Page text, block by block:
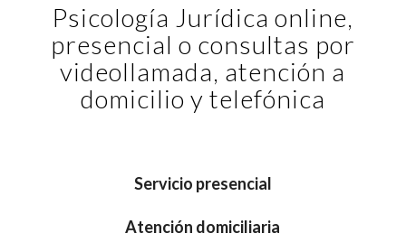
Psicología Jurídica online,
presencial o consultas por
videollamada, atención a
domicilio y telefónica
Servicio presencial
Atención domiciliaria